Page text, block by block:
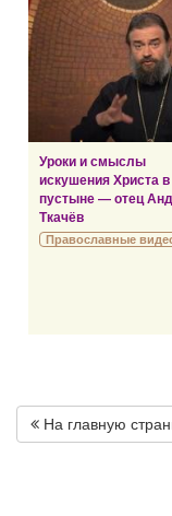
Уроки и смыслы
искушения Христа в
пустыне — отец
Ткачёв
Православные
На главную